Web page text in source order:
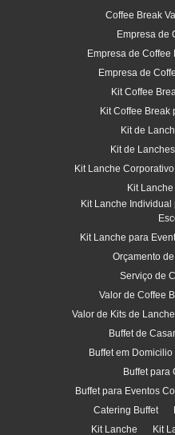
Coffee Break
Empresa de
Empresa de
Empresa de
Kit Coffee
Kit Coffee Break
Kit de
Kit de
Kit Lanche Corporativo
Kit
Kit Lanche
Kit Lanche para
Orçamento
Serviço de
Valor de Coffee
Valor de Kits de
Buffet de
Buffet em Domicilio
Buffet para
Buffet para Eventos
Catering Buffet
Kit Lanche
Kit